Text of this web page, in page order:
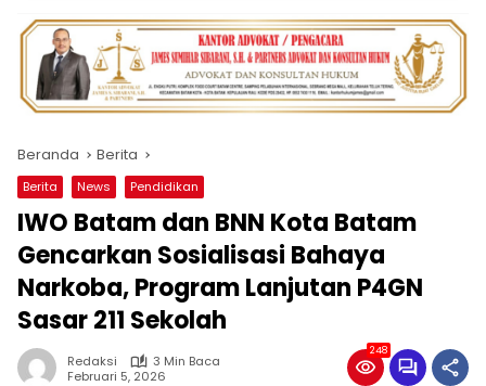
Beranda Berita
Berita News Pendidikan
IWO Batam dan BNN Kota Batam
Gencarkan Sosialisasi Bahaya
Narkoba, Program Lanjutan P4GN
Sasar 211 Sekolah
Redaksi
3 Min Baca
Februari 5, 2026
248